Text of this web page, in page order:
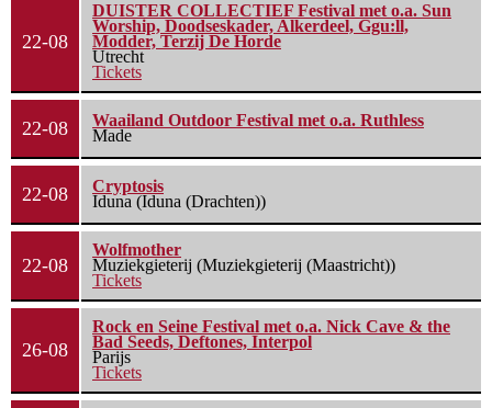
22-08
DUISTER COLLECTIEF Festival met o.a. Sun
Worship, Doodseskader, Alkerdeel, Ggu:ll,
Modder, Terzij De Horde
Utrecht
Tickets
22-08
Waailand Outdoor Festival met o.a. Ruthless
Made
22-08
Cryptosis
Iduna (Iduna (Drachten))
22-08
Wolfmother
Muziekgieterij (Muziekgieterij (Maastricht))
Tickets
26-08
Rock en Seine Festival met o.a. Nick Cave & the
Bad Seeds, Deftones, Interpol
Parijs
Tickets